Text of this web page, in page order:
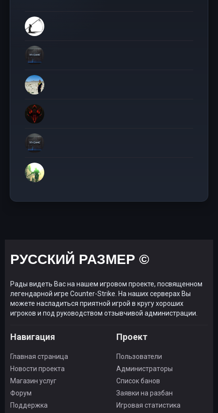
РУССКИЙ РАЗМЕР ©
Рады видеть Вас на нашем игровом проекте, посвященном
легендарной игре Counter-Strike. На наших серверах Вы
можете насладиться приятной игрой в кругу хороших
игроков и под руководством отзывчивой администрации.
Навигация
Главная страница
Новости проекта
Магазин услуг
Форум
Поддержка
Проект
Пользователи
Администраторы
Список банов
Заявки на разбан
Игровая статистика